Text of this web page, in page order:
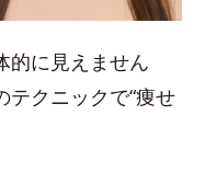
的に見えません
クニックで“痩せ